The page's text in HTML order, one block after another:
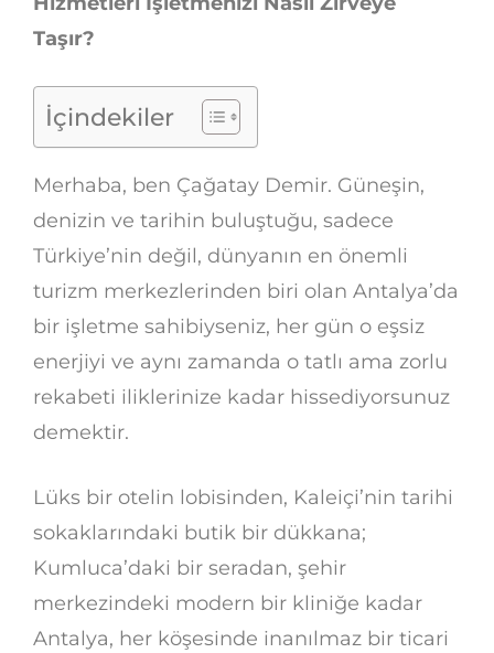
Taşır?
İçindekiler
Merhaba, ben Çağatay Demir. Güneşin,
denizin ve tarihin buluştuğu, sadece
Türkiye’nin değil, dünyanın en önemli
turizm merkezlerinden biri olan Antalya’da
bir işletme sahibiyseniz, her gün o eşsiz
enerjiyi ve aynı zamanda o tatlı ama zorlu
rekabeti iliklerinize kadar hissediyorsunuz
demektir.
Lüks bir otelin lobisinden, Kaleiçi’nin tarihi
sokaklarındaki butik bir dükkana;
Kumluca’daki bir seradan, şehir
merkezindeki modern bir kliniğe kadar
Antalya, her köşesinde inanılmaz bir ticari